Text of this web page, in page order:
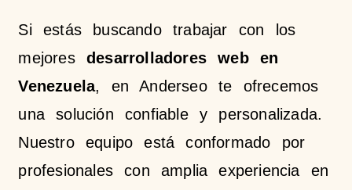
Si estás buscando trabajar con los
mejoresdesarrolladores web en
Venezuela, en Anderseo te ofrecemos
una solución confiable y personalizada.
Nuestro equipo está conformado por
profesionales con amplia experiencia en